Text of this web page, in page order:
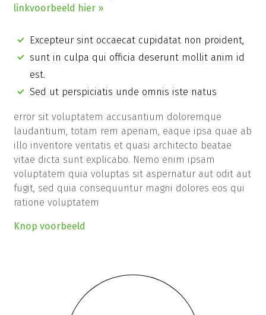
linkvoorbeeld hier »
Excepteur sint occaecat cupidatat non proident,
sunt in culpa qui officia deserunt mollit anim id
est.
Sed ut perspiciatis unde omnis iste natus
error sit voluptatem accusantium doloremque
laudantium, totam rem aperiam, eaque ipsa quae ab
illo inventore veritatis et quasi architecto beatae
vitae dicta sunt explicabo. Nemo enim ipsam
voluptatem quia voluptas sit aspernatur aut odit aut
fugit, sed quia consequuntur magni dolores eos qui
ratione voluptatem
Knop voorbeeld